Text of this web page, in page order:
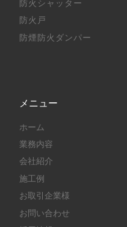
防火シャッター
防火戸
防煙防火ダンパー
メニュー
ホーム
業務内容
会社紹介
施工例
お取引企業様
お問い合わせ